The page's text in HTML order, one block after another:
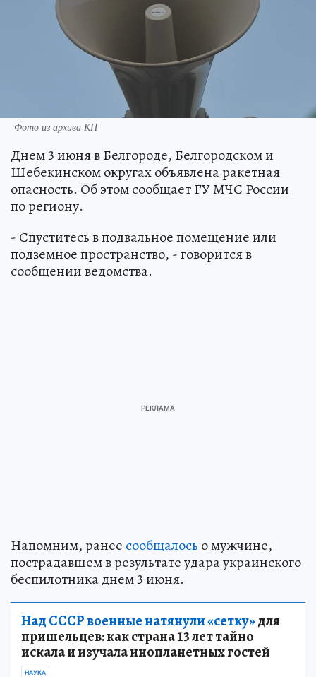
Фото из архива КП
Днем 3 июня в Белгороде, Белгородском и
Шебекинском округах объявлена ракетная
опасность. Об этом сообщает ГУ МЧС России
по региону.
- Спуститесь в подвальное помещение или
подземное пространство, - говорится в
сообщении ведомства.
Напомним, ранее сообщалось о мужчине,
пострадавшем в результате удара украинского
беспилотника днем 3 июня.
Над СССР военные натянули «сетку»для
пришельцев: как страна 13 лет тайно
искала и изучала инопланетных гостей
НАУКА